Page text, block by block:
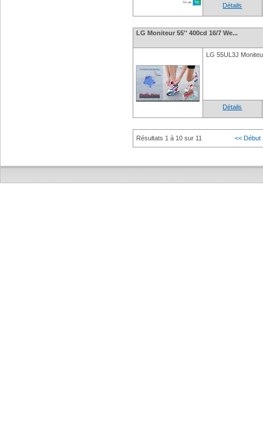
Détails
LG Moniteur 55'' 400cd 16/7 We...
LG 55UL3J
Détails
Résultats 1 à 10 sur 11 << Début